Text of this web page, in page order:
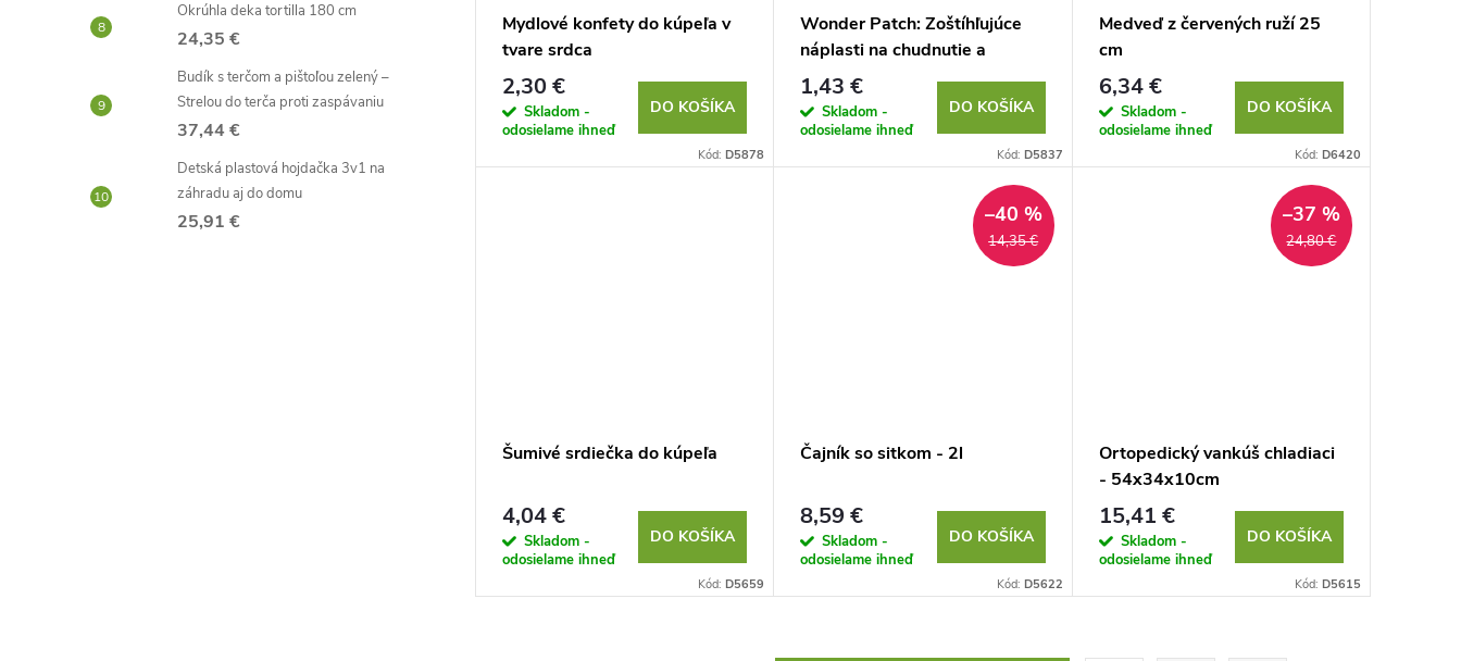
Okrúhla deka tortilla 180 cm
24,35 €
Budík s terčom a pištoľou zelený –
Strelou do terča proti zaspávaniu
37,44 €
Detská plastová hojdačka 3v1 na
záhradu aj do domu
25,91 €
Mydlové konfety do kúpeľa v
tvare srdca
2,30 €
Skladom -
odosielame ihneď
DO KOŠÍKA
Kód:D5878
Wonder Patch: Zoštíhľujúce
náplasti na chudnutie a
celulitídu (stehná a zadok) – 6
ks
1,43 €
Skladom -
odosielame ihneď
DO KOŠÍKA
Kód: D5837
Medveď z červených ruží 25
cm
6,34 €
Skladom -
odosielame ihneď
DO KOŠÍKA
Kód: D6420
Šumivé srdiečka do kúpeľa
4,04 €
Skladom -
odosielame ihneď
DO KOŠÍKA
Kód:D5659
14,35 €
–40 %
Čajník so sitkom - 2l
8,59 €
Skladom -
odosielame ihneď
DO KOŠÍKA
Kód: D5622
24,80 €
–37 %
Ortopedický vankúš chladiaci
- 54x34x10cm
15,41 €
Skladom -
odosielame ihneď
DO KOŠÍKA
Kód: D5615